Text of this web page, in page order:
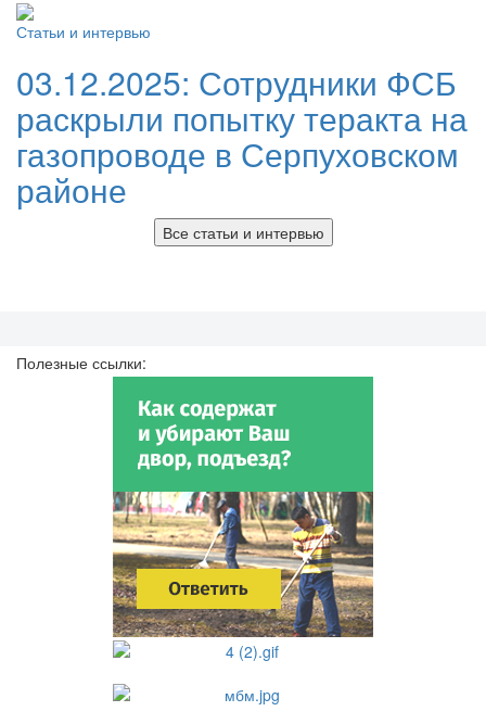
Статьи и интервью
03.12.2025: Сотрудники ФСБ
раскрыли попытку теракта на
газопроводе в Серпуховском
районе
Все статьи и интервью
Полезные ссылки: